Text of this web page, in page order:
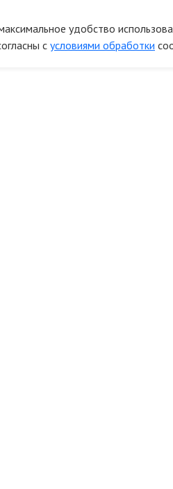
удобство
с условиями обработки